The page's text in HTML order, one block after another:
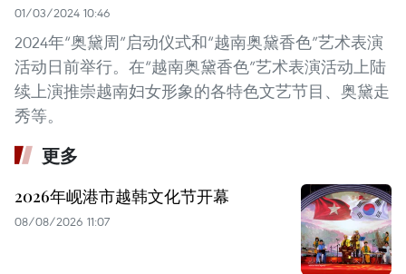
01/03/2024 10:46
2024年“奥黛周”启动仪式和“越南奥黛香色”艺术表演
活动日前举行。在“越南奥黛香色”艺术表演活动上陆
续上演推崇越南妇女形象的各特色文艺节目、奥黛走
秀等。
更多
2026年岘港市越韩文化节开幕
08/08/2026 11:07